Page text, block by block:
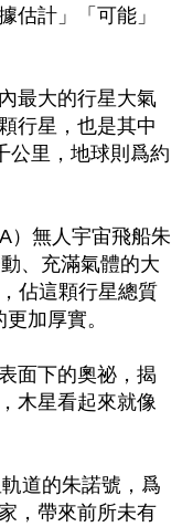
估計」「可能」
最大的行星大氣
行星，也是其中
公里，地球則爲約
）無人宇宙飛船朱
、充滿氣體的大
佔這顆行星總質
加厚實。
面下的奧祕，揭
木星看起來就像
道的朱諾號，爲
，帶來前所未有